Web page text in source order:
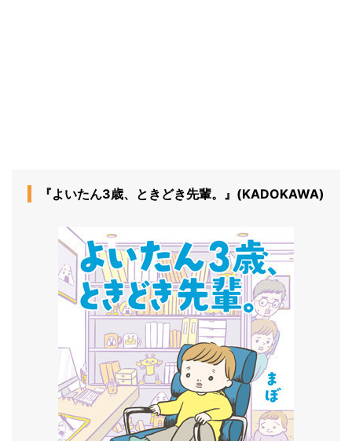
『よいたん3歳、ときどき先輩。』(KADOKAWA)